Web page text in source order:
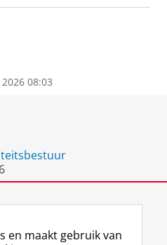
08:03
en maakt gebruik van